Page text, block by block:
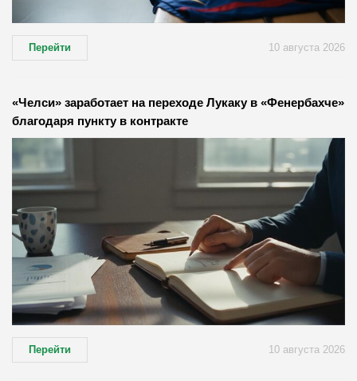
Перейти 10 августа 2026
«Челси» заработает на переходе Лукаку в «Фенербахче»
благодаря пункту в контракте
Перейти 10 августа 2026